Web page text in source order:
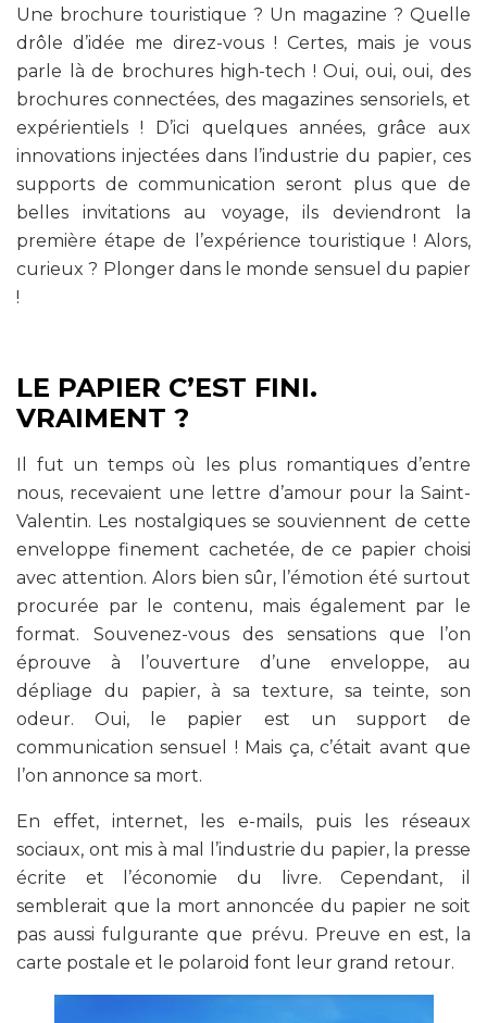
Une brochure touristique ? Un magazine ? Quelle
drôle d’idée me direz-vous ! Certes, mais je vous
parle là de brochures high-tech ! Oui, oui, oui, des
brochures connectées, des magazines sensoriels, et
expérientiels ! D’ici quelques années, grâce aux
innovations injectées dans l’industrie du papier, ces
supports de communication seront plus que de
belles invitations au voyage, ils deviendront la
première étape de l’expérience touristique ! Alors,
curieux ? Plonger dans le monde sensuel du papier
!
LE PAPIER C’EST FINI.
VRAIMENT ?
Il fut un temps où les plus romantiques d’entre
nous, recevaient une lettre d’amour pour la Saint-
Valentin. Les nostalgiques se souviennent de cette
enveloppe finement cachetée, de ce papier choisi
avec attention. Alors bien sûr, l’émotion été surtout
procurée par le contenu, mais également par le
format. Souvenez-vous des sensations que l’on
éprouve à l’ouverture d’une enveloppe, au
dépliage du papier, à sa texture, sa teinte, son
odeur. Oui, le papier est un support de
communication sensuel ! Mais ça, c’était avant que
l’on annonce sa mort.
En effet, internet, les e-mails, puis les réseaux
sociaux, ont mis à mal l’industrie du papier, la presse
écrite et l’économie du livre. Cependant, il
semblerait que la mort annoncée du papier ne soit
pas aussi fulgurante que prévu. Preuve en est, la
carte postale et le polaroid font leur grand retour.